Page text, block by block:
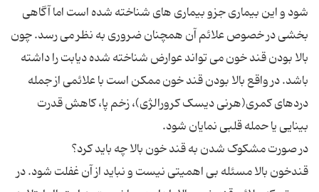
شود و این بیماری جزو بیماری های شناخته شده است اما آگاهی
بخشی در خصوص علائم آن همچنان ضروری به نظر می رسد. چون
بالا بودن قند خون می تواند عوارض شناخته شده دیابت را داشته
باشد. در واقع بالا بودن قند خون ممکن است با علائمی از جمله
دردهای کمری(هرنی دیسک کرورالژی)، زخم پا، کاهش قدرت
قندخون بالا مسئله بی اهمیتی نیست و نباید از آن غفلت شود. در